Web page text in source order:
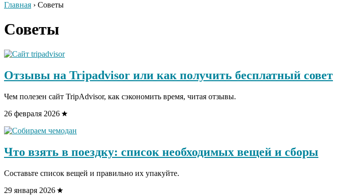
Главная › Советы
Советы
Отзывы на Tripadvisor или как получить бесплатный совет
Чем полезен сайт TripAdvisor, как сэкономить время, читая отзывы.
26 февраля 2026
Что взять в поездку: список необходимых вещей и сборы
Составьте список вещей и правильно их упакуйте.
29 января 2026